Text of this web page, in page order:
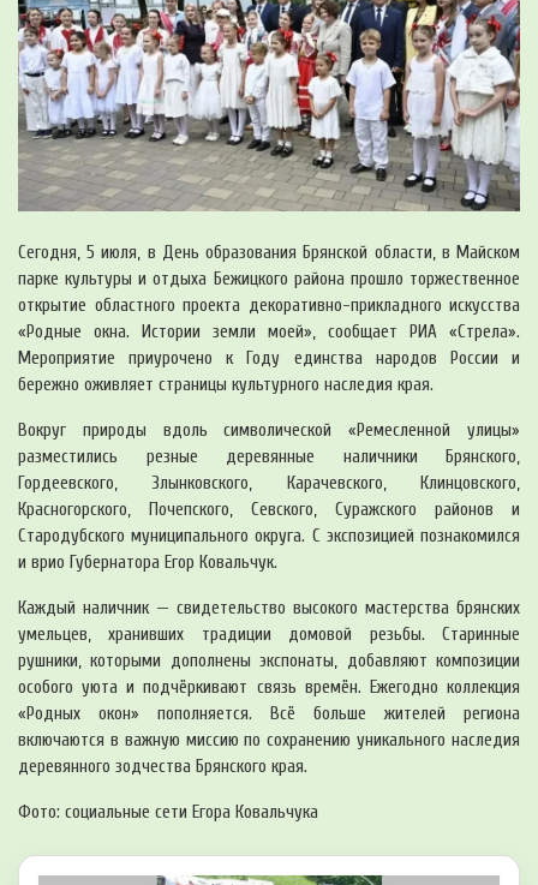
Сегодня, 5 июля, в День образования Брянской области, в Майском
парке культуры и отдыха Бежицкого района прошло торжественное
открытие областного проекта декоративно-прикладного искусства
«Родные окна. Истории земли моей», сообщает РИА «Стрела».
Мероприятие приурочено к Году единства народов России и
бережно оживляет страницы культурного наследия края.
Вокруг природы вдоль символической «Ремесленной улицы»
разместились резные деревянные наличники Брянского,
Гордеевского, Злынковского, Карачевского, Клинцовского,
Красногорского, Почепского, Севского, Суражского районов и
Стародубского муниципального округа. С экспозицией познакомился
и врио Губернатора Егор Ковальчук.
Каждый наличник — свидетельство высокого мастерства брянских
умельцев, хранивших традиции домовой резьбы. Старинные
рушники, которыми дополнены экспонаты, добавляют композиции
особого уюта и подчёркивают связь времён. Ежегодно коллекция
«Родных окон» пополняется. Всё больше жителей региона
включаются в важную миссию по сохранению уникального наследия
деревянного зодчества Брянского края.
Фото: социальные сети Егора Ковальчука